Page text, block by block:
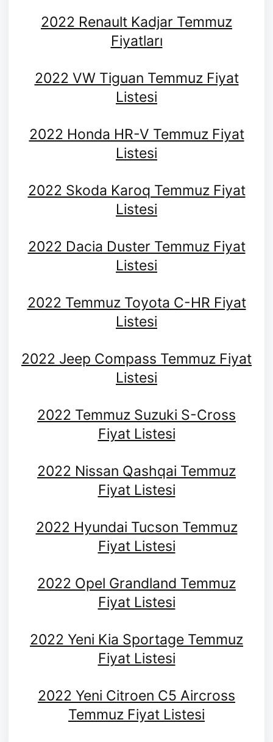
2022 Renault Kadjar Temmuz
Fiyatları
2022 VW Tiguan Temmuz Fiyat
Listesi
2022 Honda HR-V Temmuz Fiyat
Listesi
2022 Skoda Karoq Temmuz Fiyat
Listesi
2022 Dacia Duster Temmuz Fiyat
Listesi
2022 Temmuz Toyota C-HR Fiyat
Listesi
2022 Jeep Compass Temmuz Fiyat
Listesi
2022 Temmuz Suzuki S-Cross
Fiyat Listesi
2022 Nissan Qashqai Temmuz
Fiyat Listesi
2022 Hyundai Tucson Temmuz
Fiyat Listesi
2022 Opel Grandland Temmuz
Fiyat Listesi
2022 Yeni Kia Sportage Temmuz
Fiyat Listesi
2022 Yeni Citroen C5 Aircross
Temmuz Fiyat Listesi